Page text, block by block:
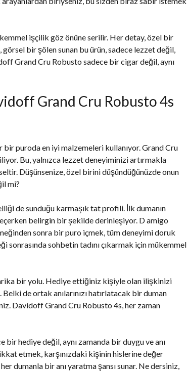
işçilik göz önüne serilir. Her detay, özel bir
bir şölen sunan bu ürün, sadece lezzet değil,
Grand Cru Robusto sadece bir cigar değil, aynı
Grand Cru Robusto 4s
puroda en iyi malzemeleri kullanıyor. Grand Cru
Bu, yalnızca lezzet deneyiminizi artırmakla
Düşünsenize, özel birini düşündüğünüzde onun
mi?
de sunduğu karmaşık tat profili. İlk dumanın
belirgin bir şekilde derinleşiyor. D amigo
sonra bir puro içmek, tüm deneyimi doruk
sonrasında sohbetin tadını çıkarmak için mükemmel
bir yolu. Hediye ettiğiniz kişiyle olan ilişkinizi
de ortak anılarınızı hatırlatacak bir duman
Davidoff Grand Cru Robusto 4s, her zaman
hediye değil, aynı zamanda bir duygu ve anı
etmek, karşınızdaki kişinin hislerine değer
dumanla bir anı yaratma şansı sunar. Ne dersiniz,